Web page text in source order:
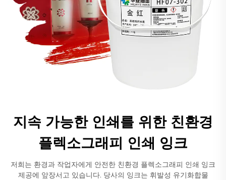
지속 가능한 인쇄를 위한 친환경
플렉소그래피 인쇄 잉크
저희는 환경과 작업자에게 안전한 친환경 플렉소그래피 인쇄 잉크
제공에 앞장서고 있습니다. 당사의 잉크는 휘발성 유기화합물